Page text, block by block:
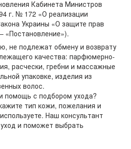
Кабинета Министров
г. № 172 «О реализации
Украины «О защите прав
«Постановление»).
не подлежат обмену и возврату
качества: парфюмерно-
расчески, гребни и массажные
упаковке, изделия из
волос.
помощь с подбором ухода?
тип кожи, пожелания и
Наш консультант
и поможет выбрать